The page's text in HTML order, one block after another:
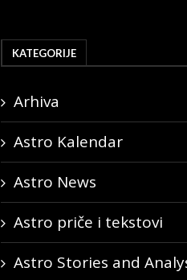
KATEGORIJE
Arhiva
Astro Kalendar
Astro News
Astro priče i tekstovi
Astro Stories and